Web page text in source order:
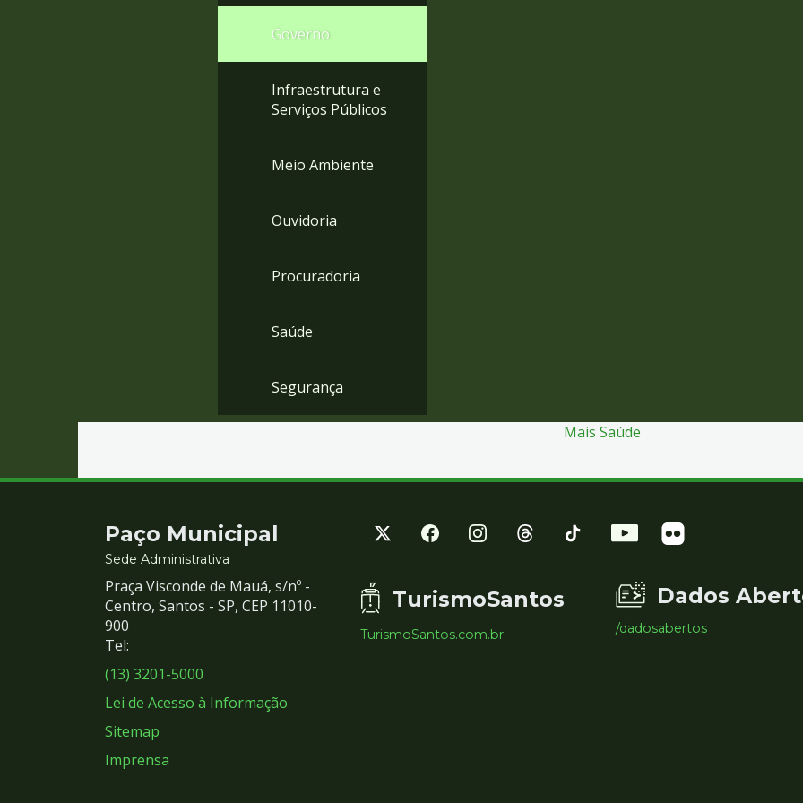
Governo
Infraestrutura e
Serviços Públicos
Meio Ambiente
Ouvidoria
Procuradoria
Saúde
Segurança
Mais Saúde
Contato
e
Redes
Sociais
Paço Municipal
Sede Administrativa
Praça Visconde de Mauá, s/nº -
Centro, Santos - SP, CEP 11010-
900
Tel:
(13) 3201-5000
Lei de Acesso à Informação
Sitemap
Imprensa
TurismoSantos
TurismoSantos.com.br
Dados
/dadosabertos